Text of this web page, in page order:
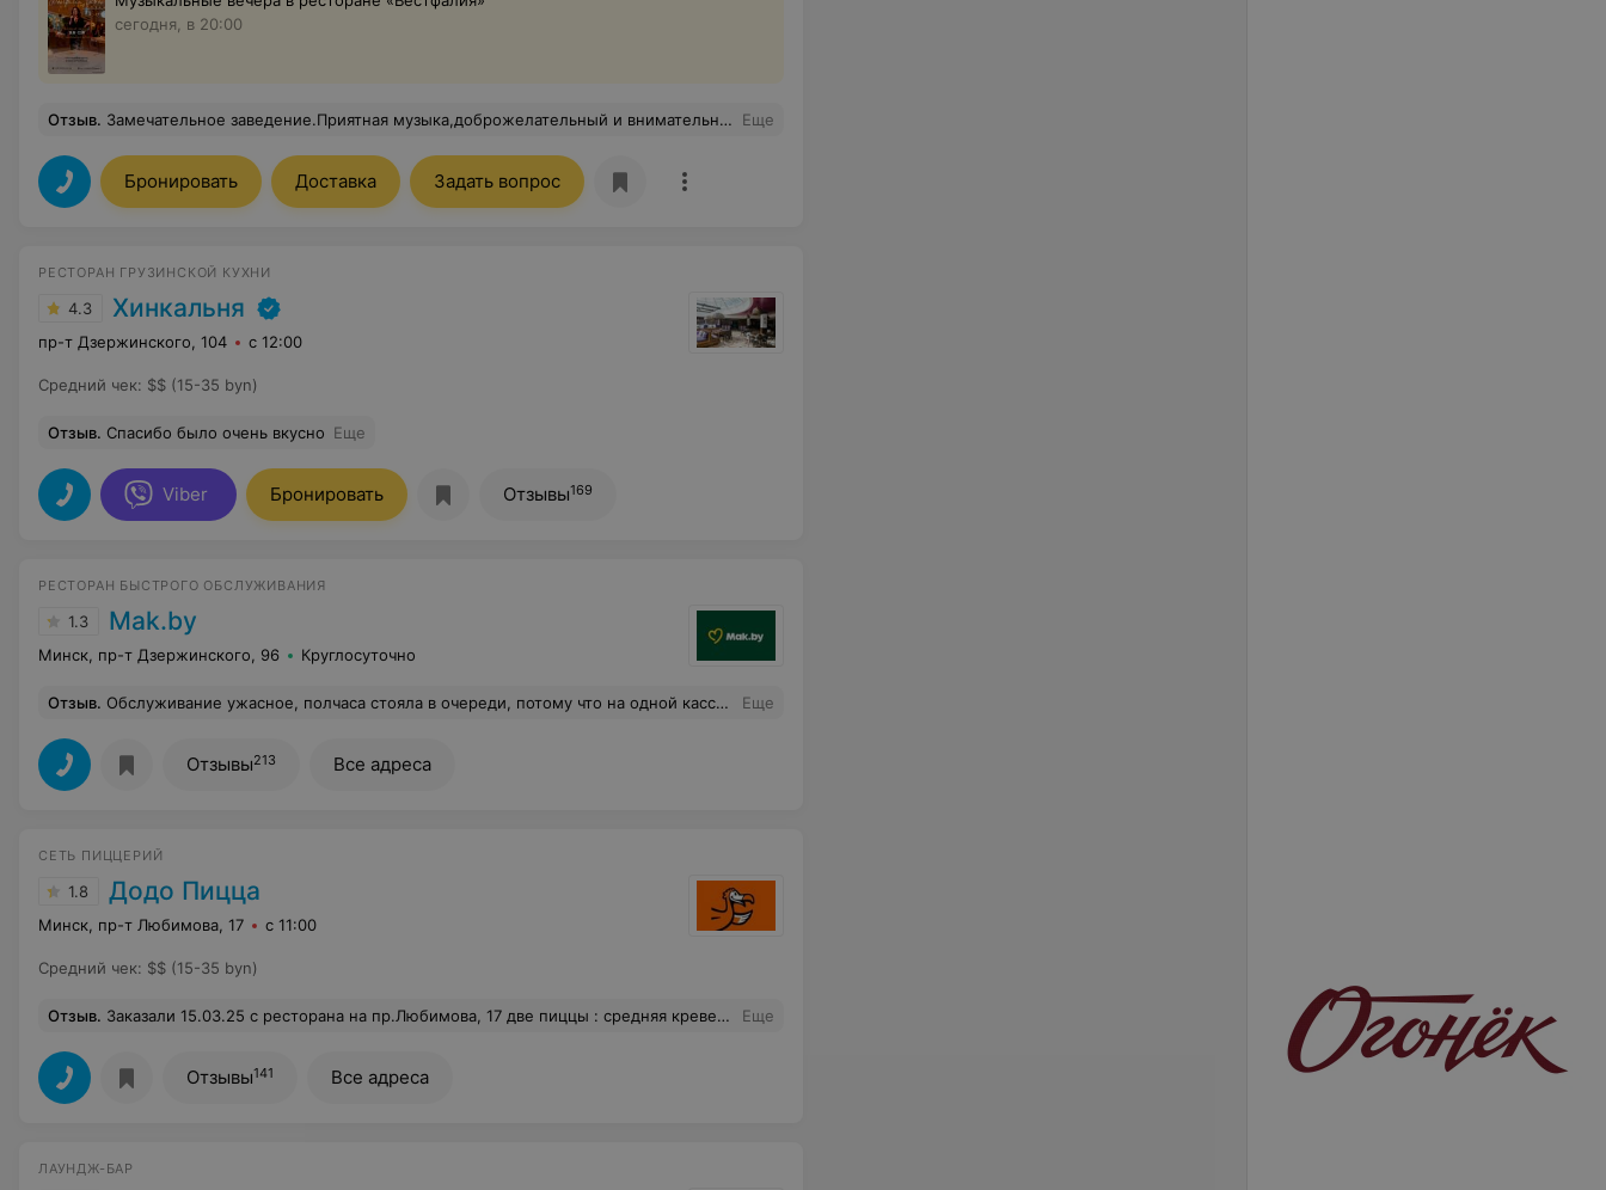
сегодня, в 20:00
Отзыв. Замечательное заведение.Приятная музыка,доброжелательный и внимательный персонал.Чисто и уютно,вкусная еда.Вежливый администратор и внимательные официанты.Великолепное место для времяпровождения в семейном кругу.Ещё обязательно туда зайдём. Еще
Бронировать Доставка Задать вопрос
РЕСТОРАН ГРУЗИНСКОЙ КУХНИ
4.3 Хинкальня
пр-т Дзержинского, 104 с 12:00
Средний чек: $$ (15-35 byn)
Отзыв. Спасибо было очень вкусно Еще
Viber Бронировать Отзывы169
РЕСТОРАН БЫСТРОГО ОБСЛУЖИВАНИЯ
1.3 Mak.by
Минск, пр-т Дзержинского, 96 Круглосуточно
Отзыв. Обслуживание ужасное, полчаса стояла в очереди, потому что на одной кассе не было сдачи с 20 рублей, а на второй делали отмену, и после этого кассир ушел! Ужасно! Еще
Отзывы213 Все адреса
СЕТЬ ПИЦЦЕРИЙ
1.8 Додо Пицца
Минск, пр-т Любимова, 17 с 11:00
Средний чек: $$ (15-35 byn)
Отзыв. Заказали 15.03.25 с ресторана на пр.Любимова, 17 две пиццы : средняя креветки со сладким Чили и 4 сезона. Не знаю, каким образом курьер вез пиццы, они явно хорошо поболтались в коробке, прежде чем доехали к нам. Качество исполнения заказа оставляло желать лучшего: пиццы были деформированы и одна сломана, края теста были неаккуратными и неравномерными. На детских мастер классах пиццы и то лучше выглядят. Ранее всегда заказывали пиццы в Додо, после данного заказа уйдем в другую пиццерию. Еще
Отзывы141 Все адреса
ЛАУНДЖ-БАР